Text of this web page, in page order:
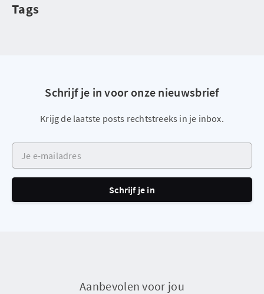
Tags
Schrijf je in voor onze nieuwsbrief
Krijg de laatste posts rechtstreeks in je inbox.
Je e-mailadres
Schrijf je in
Aanbevolen voor jou